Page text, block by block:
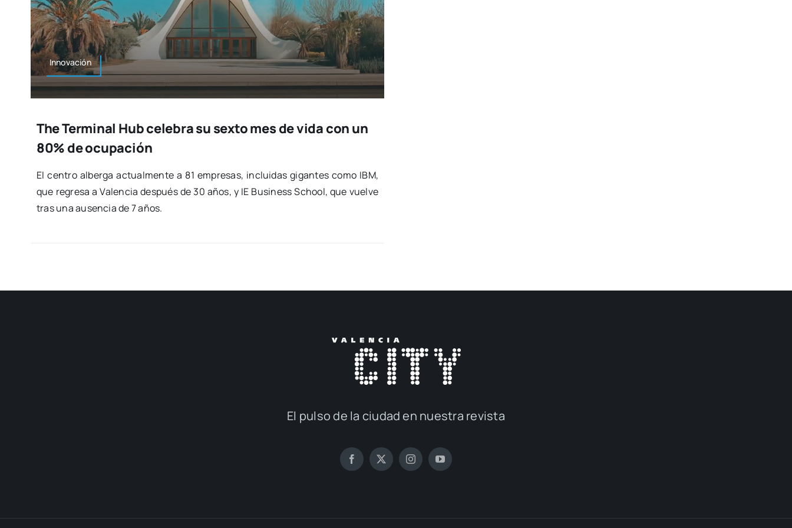
Inno­va­ción
The Terminal Hub celebra su sexto mes de vida con un
80% de ocupación
El cen­tro alber­ga actual­men­te a 81 empre­sas, inclui­das gigan­tes como IBM,
que regre­sa a Valen­cia des­pués de 30 años, y IE Busi­ness School, que vuel­ve
tras una ausen­cia de 7 años.
El pul­so de la ciu­dad en nues­tra revis­ta